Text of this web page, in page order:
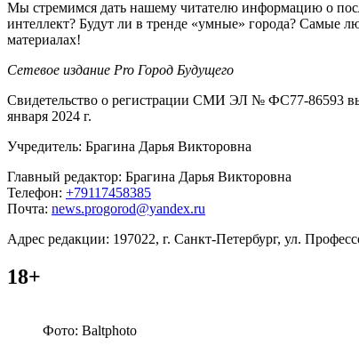
Мы стремимся дать нашему читателю информацию о
интеллект? Будут ли в тренде «умные» города? Самые
материалах!
Сетевое издание Pro Город Будущего
Свидетельство о регистрации СМИ ЭЛ № ФС77-86593
января 2024 г.
Учредитель: Брагина Дарья Викторовна
Главный редактор: Брагина Дарья Викторовна
Телефон: +79117458385
Почта: news.progorod@yandex.ru
Адрес редакции: 197022, г. Санкт-Петербург, ул.
18+
Фото: Baltphoto